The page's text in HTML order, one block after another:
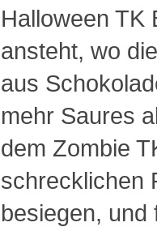
Halloween TK
ansteht, wo
aus
mehr Saures
dem Zombie
schrecklichen
besiegen, und